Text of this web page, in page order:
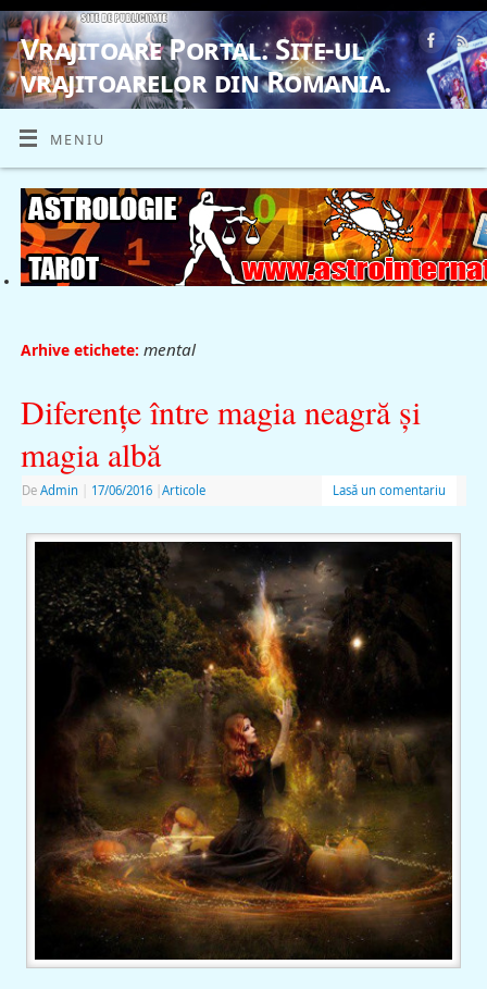
Vrajitoare Portal. Site-ul
vrajitoarelor din Romania.
VRAJITOARE, VRAJITOARELE, VRAJITOARE
MENIU
Arhive etichete: mental
Diferenţe între magia neagră şi
magia albă
De Admin 17/06/2016 Articole Lasă un comentariu